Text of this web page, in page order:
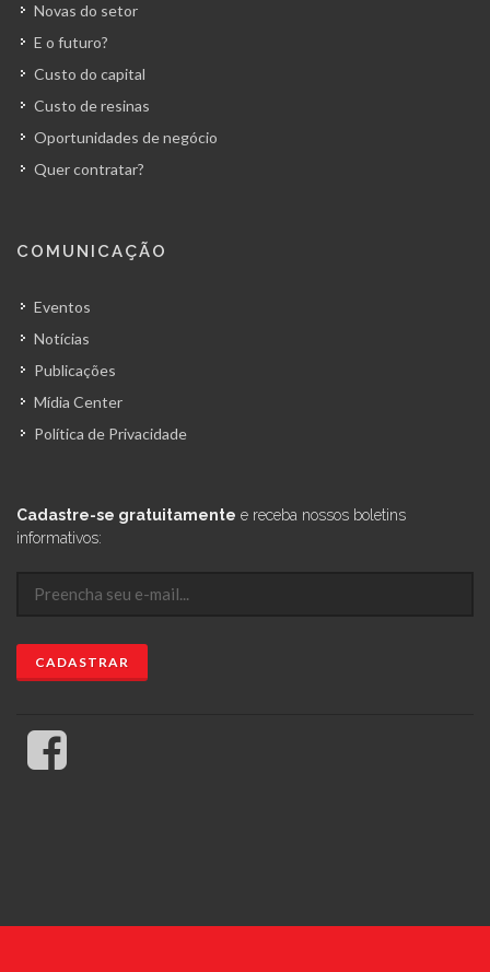
Novas do setor
E o futuro?
Custo do capital
Custo de resinas
Oportunidades de negócio
Quer contratar?
COMUNICAÇÃO
Eventos
Notícias
Publicações
Mídia Center
Política de Privacidade
Cadastre-se gratuitamente e receba nossos boletins
informativos: